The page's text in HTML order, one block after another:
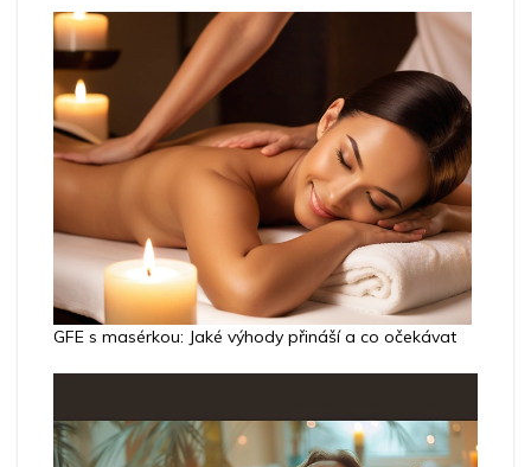
GFE s masérkou: Jaké výhody přináší a co očekávat